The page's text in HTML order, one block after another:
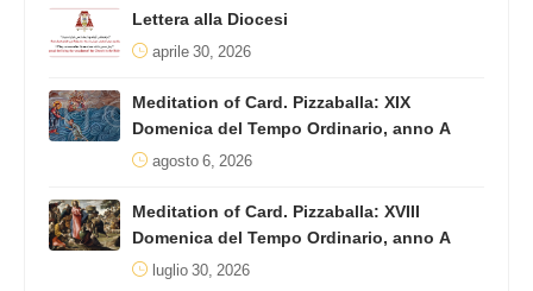
Lettera alla Diocesi
aprile 30, 2026
Meditation of Card. Pizzaballa: XIX
Domenica del Tempo Ordinario, anno A
agosto 6, 2026
Meditation of Card. Pizzaballa: XVIII
Domenica del Tempo Ordinario, anno A
luglio 30, 2026